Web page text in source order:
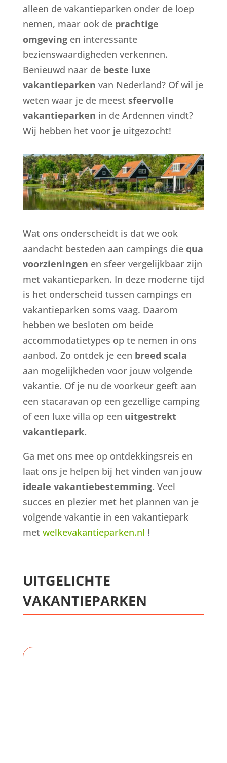
alleen de vakantieparken onder de loep
nemen, maar ook de prachtige
omgevingen interessante
bezienswaardigheden verkennen.
Benieuwd naar de beste luxe
vakantieparken van Nederland? Of wil je
weten waar je de meest sfeervolle
vakantieparken in de Ardennen vindt?
Wij hebben het voor je uitgezocht!
Wat ons onderscheidt is dat we ook
aandacht besteden aan campings die qua
voorzieningen en sfeer vergelijkbaar zijn
met vakantieparken. In deze moderne tijd
is het onderscheid tussen campings en
vakantieparken soms vaag. Daarom
hebben we besloten om beide
accommodatietypes op te nemen in ons
aanbod. Zo ontdek je een breed scala
aan mogelijkheden voor jouw volgende
vakantie. Of je nu de voorkeur geeft aan
een stacaravan op een gezellige camping
of een luxe villa op een uitgestrekt
vakantiepark.
Ga met ons mee op ontdekkingsreis en
laat ons je helpen bij het vinden van jouw
ideale vakantiebestemming. Veel
succes en plezier met het plannen van je
volgende vakantie in een vakantiepark
metwelkevakantieparken.nl !
UITGELICHTE
VAKANTIEPARKEN